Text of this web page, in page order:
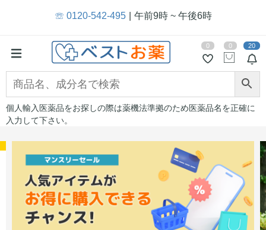
☏ 0120-542-495 午前9時 ~ 午後6時
20
0 0
個人輸入医薬品をお探しの際は薬機法準拠のため医薬品名を正確に
入力して下さい。